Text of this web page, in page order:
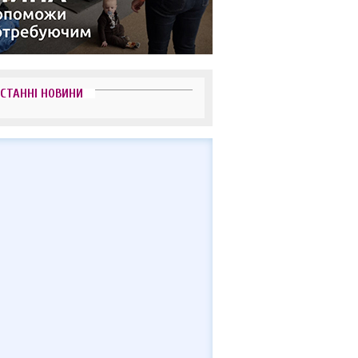
НОВИНИ